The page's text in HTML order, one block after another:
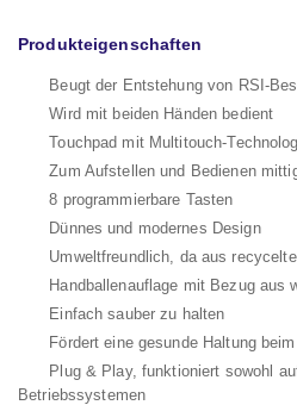
Produkteigenschaften
Beugt der Entstehung von RSI-
Wird mit beiden Händen bedient
Touchpad mit Multitouch-
Zum Aufstellen und Bedienen
8 programmierbare Tasten
Dünnes und modernes Design
Umweltfreundlich, da aus
Handballenauflage mit Bezug aus
Einfach sauber zu halten
Fördert eine gesunde Haltung
Plug & Play, funktioniert sowohl
Betriebssystemen